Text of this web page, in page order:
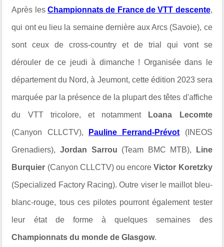
Après lesChampionnats de France de VTT descente,
qui ont eu lieu la semaine dernière aux Arcs (Savoie), ce
sont ceux de cross-country et de trial qui vont se
dérouler de ce jeudi à dimanche ! Organisée dans le
département du Nord, à Jeumont, cette édition 2023 sera
marquée par la présence de la plupart des têtes d'affiche
du VTT tricolore, et notamment Loana Lecomte
(Canyon CLLCTV), Pauline Ferrand-Prévot (INEOS
Grenadiers), Jordan Sarrou (Team BMC MTB), Line
Burquier (Canyon CLLCTV) ou encoreVictor Koretzky
(Specialized Factory Racing). Outre viser le maillot bleu-
blanc-rouge, tous ces pilotes pourront également tester
leur état de forme à quelques semaines des
Championnats du monde de Glasgow.